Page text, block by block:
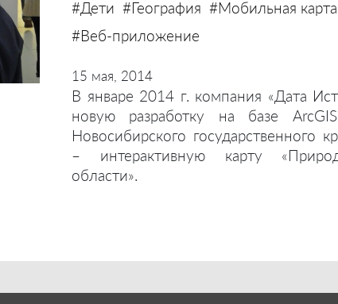
#Дети #География #Мобильная карта
#Веб-приложение
15 мая, 2014
В январе 2014 г. компания «Дата
новую разработку на базе
Новосибирского государственного
– интерактивную карту
области».